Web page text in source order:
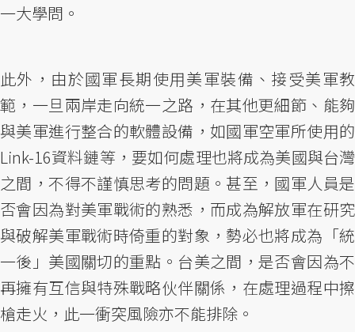
一大學問。
此外，由於國軍長期使用美軍裝備、接受美軍教
範，一旦兩岸走向統一之路，在其他更細節、能夠
與美軍進行整合的軟體設備，如國軍空軍所使用的
Link-16資料鏈等，要如何處理也將成為美國與台灣
之間，不得不謹慎思考的問題。甚至，國軍人員是
否會因為對美軍戰術的熟悉，而成為解放軍在研究
與破解美軍戰術時倚重的對象，勢必也將成為「統
一後」美國關切的重點。台美之間，是否會因為不
再擁有互信與特殊戰略伙伴關係，在處理過程中擦
槍走火，此一衝突風險亦不能排除。